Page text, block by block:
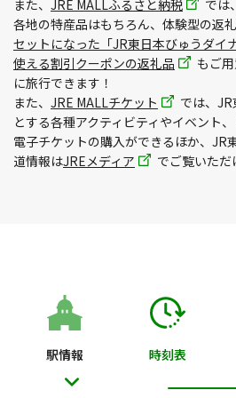
また、 JRE MALLふるさと納税
では
各地の特産品はもちろん、体験型の返
セットになった「JR東日本びゅうダイ
使える割引クーポンの返礼品
もご
に旅行できます！
また、 JRE MALLチケット
では、
とする各種アクティビティやイベント
電子チケットの購入ができるほか、JR
道情報はJREメディア でご覧いただ
駅情報 時刻表